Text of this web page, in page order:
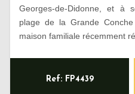
Georges-de-Didonne, et à
plage de la Grande
maison familiale récemment
Ref: FP4439